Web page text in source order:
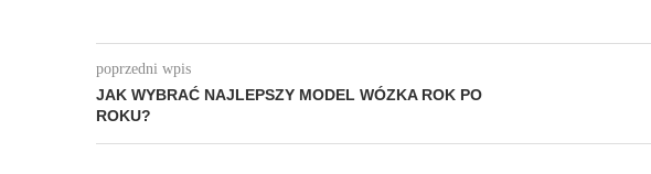
poprzedni wpis
JAK WYBRAĆ NAJLEPSZY MODEL WÓZKA ROK PO
ROKU?